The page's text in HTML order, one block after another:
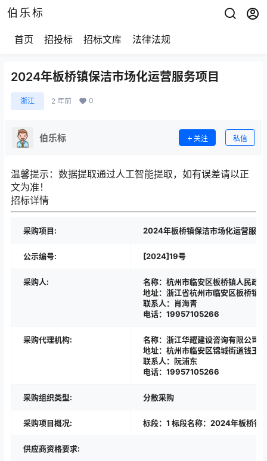
伯乐标
首页 招投标 招标文库 法律法规
2024年板桥镇保洁市场化运营服务项目
浙江 2 年前 0
伯乐标 关注 私信
温馨提示： 数据提取通过人工智能提取，如有误差请以正
文为准！
招标详情
采购项目: 2024年板桥镇保洁市场化运营服务
公示编号: [2024]19号
采购人:
名称：杭州市临安区板桥镇人民政府
地址：浙江省杭州市临安区板桥镇
联系人：肖海青
电话：19957105266
采购代理机构:
名称：浙江华耀建设咨询有限公司
地址：杭州市临安区锦城街道钱王
联系人：阮浦东
电话：19957105266
采购组织类型: 分散采购
采购项目概况: 标段：1 标段名称：2024年板桥镇
供应商资格要求: